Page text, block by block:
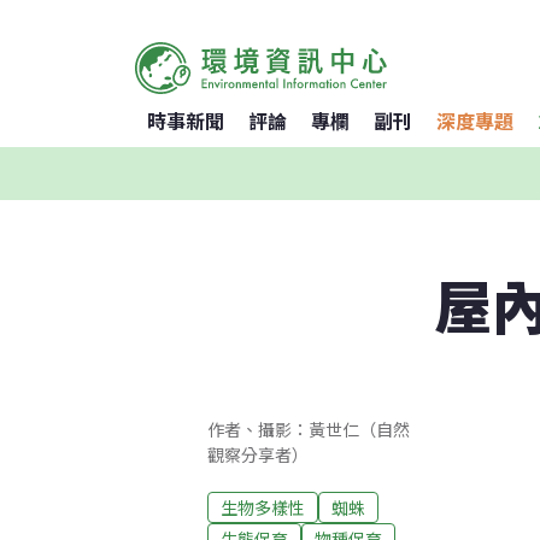
時事新聞 評論 專欄 副刊 深度專題
屋
作者、攝影：黃世仁（自然
觀察分享者）
生物多樣性
蜘蛛